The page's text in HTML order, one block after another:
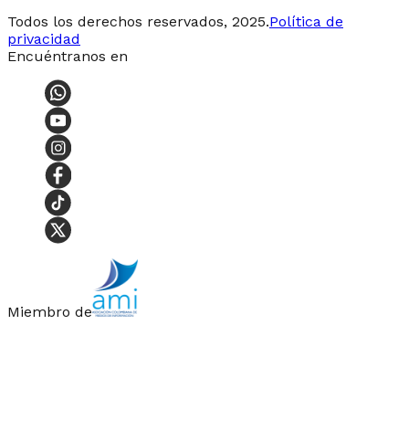
Todos los derechos reservados, 2025.Política de
privacidad
Encuéntranos en
Miembro de